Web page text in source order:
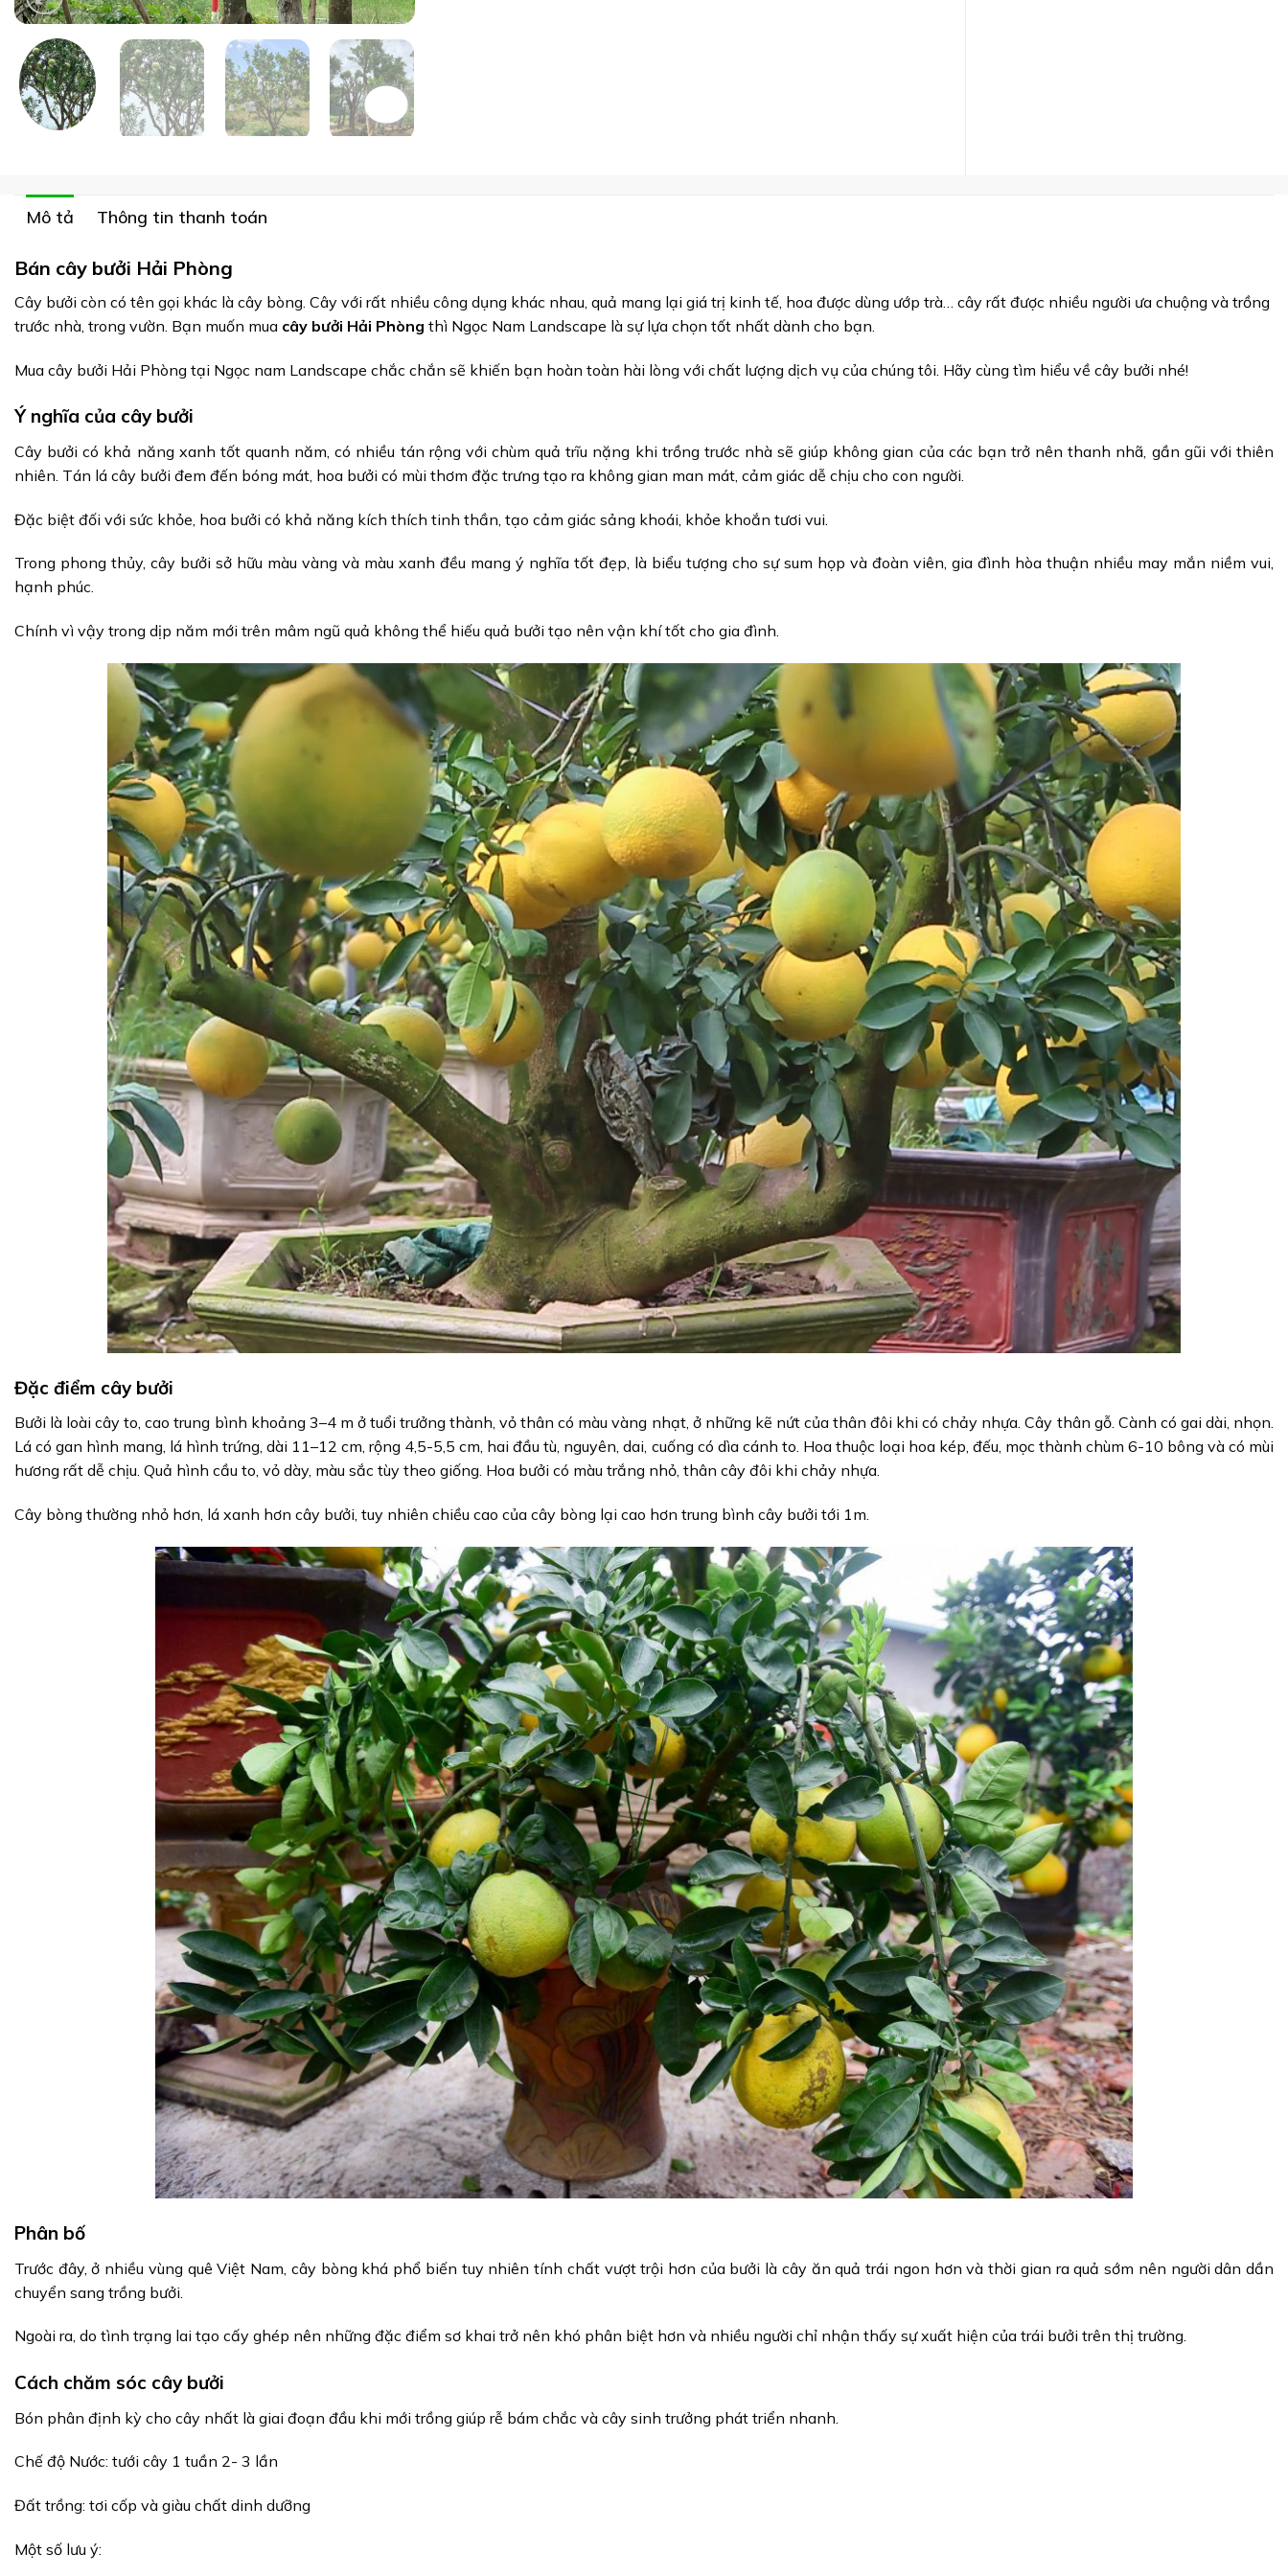
Mô tả Thông tin thanh toán
Bán cây bưởi Hải Phòng
Cây bưởi còn có tên gọi khác là cây bòng. Cây với rất nhiều công dụng khác nhau, quả mang lại giá trị kinh tế, hoa được dùng ướp trà… cây rất được nhiều người ưa chuộng và trồng
trước nhà, trong vườn. Bạn muốn mua cây bưởi Hải Phòng thì Ngọc Nam Landscape là sự lựa chọn tốt nhất dành cho bạn.
Mua cây bưởi Hải Phòng tại Ngọc nam Landscape chắc chắn sẽ khiến bạn hoàn toàn hài lòng với chất lượng dịch vụ của chúng tôi. Hãy cùng tìm hiểu về cây bưởi nhé!
Ý nghĩa của cây bưởi
Cây bưởi có khả năng xanh tốt quanh năm, có nhiều tán rộng với chùm quả trĩu nặng khi trồng trước nhà sẽ giúp không gian của các bạn trở nên thanh nhã, gần gũi với thiên
nhiên. Tán lá cây bưởi đem đến bóng mát, hoa bưởi có mùi thơm đặc trưng tạo ra không gian man mát, cảm giác dễ chịu cho con người.
Đặc biệt đối với sức khỏe, hoa bưởi có khả năng kích thích tinh thần, tạo cảm giác sảng khoái, khỏe khoắn tươi vui.
Trong phong thủy, cây bưởi sở hữu màu vàng và màu xanh đều mang ý nghĩa tốt đẹp, là biểu tượng cho sự sum họp và đoàn viên, gia đình hòa thuận nhiều may mắn niềm vui,
hạnh phúc.
Chính vì vậy trong dịp năm mới trên mâm ngũ quả không thể hiếu quả bưởi tạo nên vận khí tốt cho gia đình.
Đặc điểm cây bưởi
Bưởi là loài cây to, cao trung bình khoảng 3–4 m ở tuổi trưởng thành, vỏ thân có màu vàng nhạt, ở những kẽ nứt của thân đôi khi có chảy nhựa. Cây thân gỗ. Cành có gai dài, nhọn.
Lá có gan hình mang, lá hình trứng, dài 11–12 cm, rộng 4,5-5,5 cm, hai đầu tù, nguyên, dai, cuống có dìa cánh to. Hoa thuộc loại hoa kép, đếu, mọc thành chùm 6-10 bông và có mùi
hương rất dễ chịu. Quả hình cầu to, vỏ dày, màu sắc tùy theo giống. Hoa bưởi có màu trắng nhỏ, thân cây đôi khi chảy nhựa.
Cây bòng thường nhỏ hơn, lá xanh hơn cây bưởi, tuy nhiên chiều cao của cây bòng lại cao hơn trung bình cây bưởi tới 1m.
Phân bố
Trước đây, ở nhiều vùng quê Việt Nam, cây bòng khá phổ biến tuy nhiên tính chất vượt trội hơn của bưởi là cây ăn quả trái ngon hơn và thời gian ra quả sớm nên người dân dần
chuyển sang trồng bưởi.
Ngoài ra, do tình trạng lai tạo cấy ghép nên những đặc điểm sơ khai trở nên khó phân biệt hơn và nhiều người chỉ nhận thấy sự xuất hiện của trái bưởi trên thị trường.
Cách chăm sóc cây bưởi
Bón phân định kỳ cho cây nhất là giai đoạn đầu khi mới trồng giúp rễ bám chắc và cây sinh trưởng phát triển nhanh.
Chế độ Nước: tưới cây 1 tuần 2- 3 lần
Đất trồng: tơi cốp và giàu chất dinh dưỡng
Một số lưu ý: